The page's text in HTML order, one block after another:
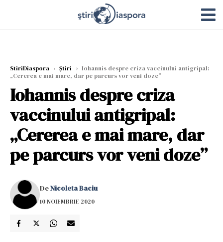
StiriDiaspora › Știri › Iohannis despre criza vaccinului antigripal:
„Cererea e mai mare, dar pe parcurs vor veni doze”
Iohannis despre criza
vaccinului antigripal:
„Cererea e mai mare, dar
pe parcurs vor veni doze”
DeNicoleta Baciu
10 NOIEMBRIE 2020